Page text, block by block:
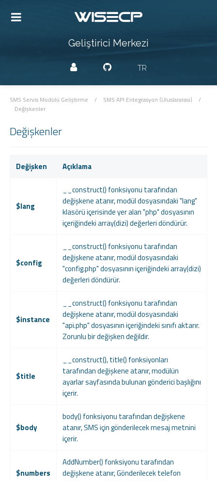
Geliştirici Merkezi
TR
SMS Servis Modülü Geliştirme / SMS API Entegrasyon (Uluslararası)
/
Değişkenler
Değişkenler
Değişken Açıklama
$lang
__construct() fonksiyonu tarafından
değişkene atanır, modül dosyasındaki "lang"
klasörü içerisinde yer alan "php" dosyasının
içeriğindeki array(dizi) değerleri döndürür.
$config
__construct() fonksiyonu tarafından
değişkene atanır, modül dosyasındaki
"config.php" dosyasının içeriğindeki array(dizi)
değerleri döndürür.
$instance
__construct() fonksiyonu tarafından
değişkene atanır, modül dosyasındaki
"api.php" dosyasının içeriğindeki sınıfı aktarır.
Zorunlu bir değişken değildir.
$title
__construct(), title() fonksiyonları
tarafından değişkene atanır, modülün
ayarlar sayfasında bulunan gönderici başlığını
içerir.
$body
body() fonksiyonu tarafından değişkene
atanır, SMS için gönderilecek mesaj metnini
içerir.
$numbers
AddNumber() fonksiyonu tarafından
değişkene atanır, Gönderilecek telefon